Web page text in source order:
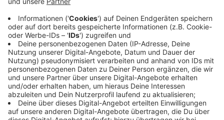
Uhr.
Veröffentlicht:Freitag, 13.10.2023 13:36
Anzeige